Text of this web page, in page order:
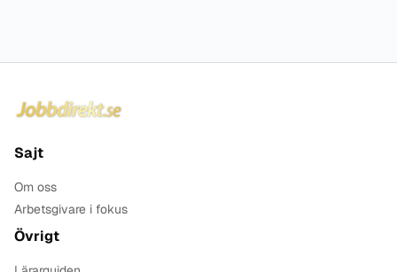
Sajt
Om oss
Arbetsgivare i fokus
Övrigt